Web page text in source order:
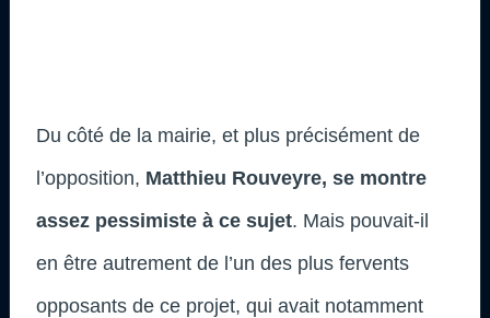
Du côté de la mairie, et plus précisément de
l’opposition, Matthieu Rouveyre, se montre
assez pessimiste à ce sujet. Mais pouvait-il
en être autrement de l’un des plus fervents
opposants de ce projet, qui avait notamment